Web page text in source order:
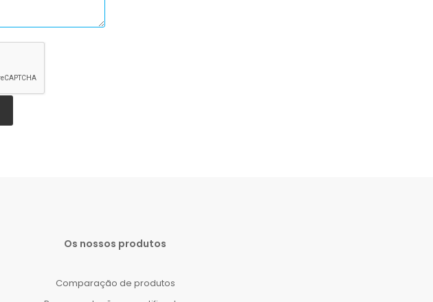
Os nossos produtos
Comparação de produtos